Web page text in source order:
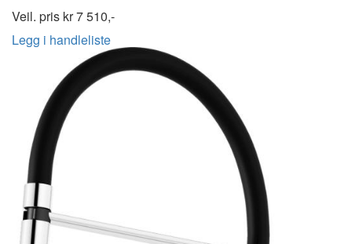
Veil. pris kr7 510,-
Legg i handleliste